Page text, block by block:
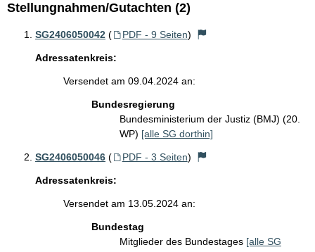
Stellungnahmen/Gutachten (2)
SG2406050042 ( PDF - 9 Seiten)
Adressatenkreis:
Versendet am 09.04.2024 an:
Bundesregierung
Bundesministerium der Justiz (BMJ) (20.
WP) [alle SG dorthin]
SG2406050046 ( PDF - 3 Seiten)
Adressatenkreis:
Versendet am 13.05.2024 an:
Bundestag
Mitglieder des Bundestages [alle SG